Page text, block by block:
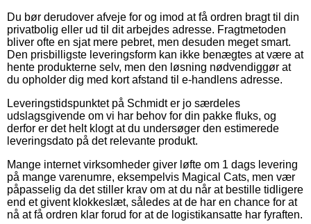
Du bør derudover afveje for og imod at få ordren bragt til din
privatbolig eller ud til dit arbejdes adresse. Fragtmetoden
bliver ofte en sjat mere pebret, men desuden meget smart.
Den prisbilligste leveringsform kan ikke benægtes at være at
hente produkterne selv, men den løsning nødvendiggør at
du opholder dig med kort afstand til e-handlens adresse.
Leveringstidspunktet på Schmidt er jo særdeles
udslagsgivende om vi har behov for din pakke fluks, og
derfor er det helt klogt at du undersøger den estimerede
leveringsdato på det relevante produkt.
Mange internet virksomheder giver løfte om 1 dags levering
på mange varenumre, eksempelvis Magical Cats, men vær
påpasselig da det stiller krav om at du når at bestille tidligere
end et givent klokkeslæt, således at de har en chance for at
nå at få ordren klar forud for at de logistikansatte har fyraften.